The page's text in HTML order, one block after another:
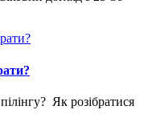
Як розібратися